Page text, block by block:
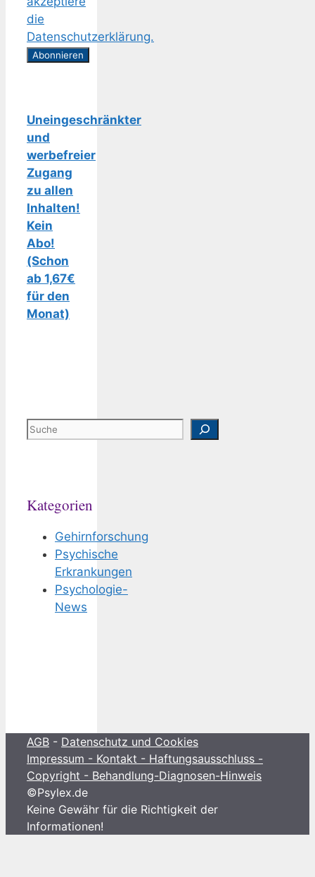
die
Datenschutzerklärung.
Uneingeschränkter
und
werbefreier
Zugang
zu allen
Inhalten!
Kein
Abo!
(Schon
ab 1,67€
für den
Monat)
Suchen
Kategorien
Gehirnforschung
Psychische
Erkrankungen
Psychologie-
News
AGB - Datenschutz und Cookies
Impressum - Kontakt - Haftungsausschluss -
Copyright - Behandlung-Diagnosen-Hinweis
©Psylex.de
Keine Gewähr für die Richtigkeit der
Informationen!